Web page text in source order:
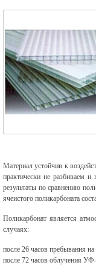
Материал устойчив к
практически не разбиваем и
результаты по сравнению
ячеистого поликарбоната
Поликарбонат является
случаях:
после 26 часов пребывания
после 72 часов облучения